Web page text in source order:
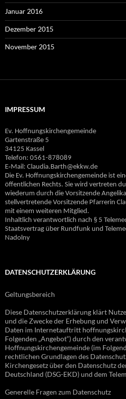
Januar 2016
Dezember 2015
November 2015
IMPRESSUM
Ev. Hoffnungskirchengemeinde
Gartenstraße 5
34125 Kassel
Telefon: 0561-878089
E‐Mail: Claudia.Barth@ekkw.de
Die Ev. Hoffnungskirchengemeinde ist
öffentlichen Rechts. Sie wird vertreten
wiederum durch die Vorsitzende
stellvertretende Vorsitzende Pfarrerin
mit einem weiteren Mitglied.
Inhaltlich verantwortlich nach § 5
Staatsvertrag über Rundfunk und
Nadolny
DATENSCHUTZERKLÄRUNG
Geltungsbereich
Diese Datenschutzerklärung klärt
und die Zwecke der Erhebung und
Daten im Internetauftritt
Folgenden „Angebot“) durch den
Hoffnungskirchengemeinde (im
rechtlichen Grundlagen des
Kirchengesetz über den Datenschutz
Deutschland (DSG-EKD) und dem
Generelle Fragen zum Datenschutz